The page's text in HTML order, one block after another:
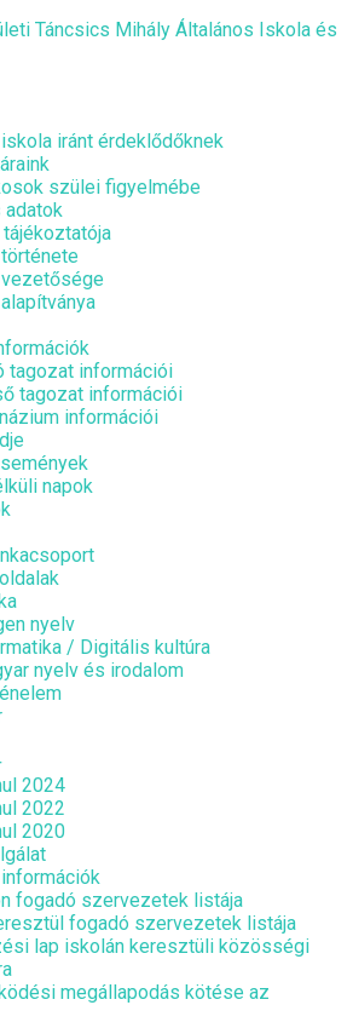
iránt érdeklődőknek
szülei figyelmébe
adatok
tájékoztatója
tagozat információi
tagozat információi
információi
napok
nyelv
/ Digitális kultúra
nyelv és irodalom
2024
2022
2020
fogadó szervezetek listája
fogadó szervezetek listája
lap iskolán keresztüli közösségi
megállapodás kötése az